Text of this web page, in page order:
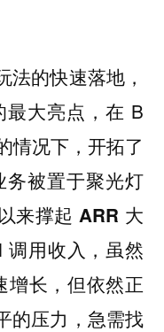
的快速落地，
大亮点，在 B
情况下，开拓了
务被置于聚光灯
来撑起 ARR 大
用收入，虽然
增长，但依然正
的压力，急需找